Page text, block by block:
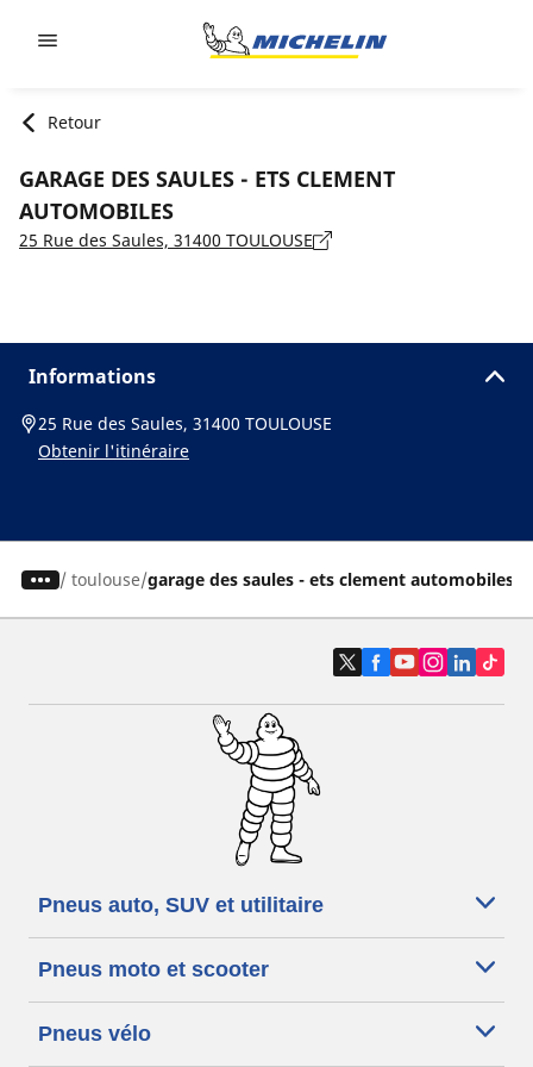
Retour
GARAGE DES SAULES - ETS CLEMENT
AUTOMOBILES
25 Rue des Saules, 31400 TOULOUSE
Informations
25 Rue des Saules, 31400 TOULOUSE
Obtenir l'itinéraire
/ toulouse garage des saules - ets clement automobiles
Pneus auto, SUV et utilitaire
Pneus moto et scooter
Pneus vélo